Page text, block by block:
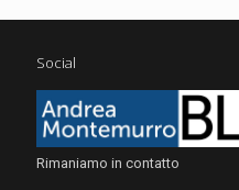
Social
Rimaniamo in contatto